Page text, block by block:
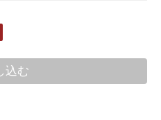
下のとおり個人情報保護